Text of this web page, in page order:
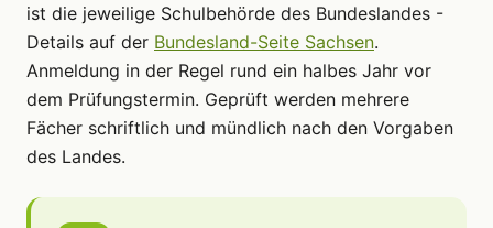
ist die jeweilige Schulbehörde des Bundeslandes -
Details auf der Bundesland-Seite Sachsen.
Anmeldung in der Regel rund ein halbes Jahr vor
dem Prüfungstermin. Geprüft werden mehrere
Fächer schriftlich und mündlich nach den Vorgaben
des Landes.